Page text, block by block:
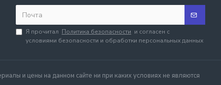
Я прочитал Политика безопасности и согласен с
условиями безопасности и обработки персональных данных
и цены на данном сайте ни при каких условиях не являются